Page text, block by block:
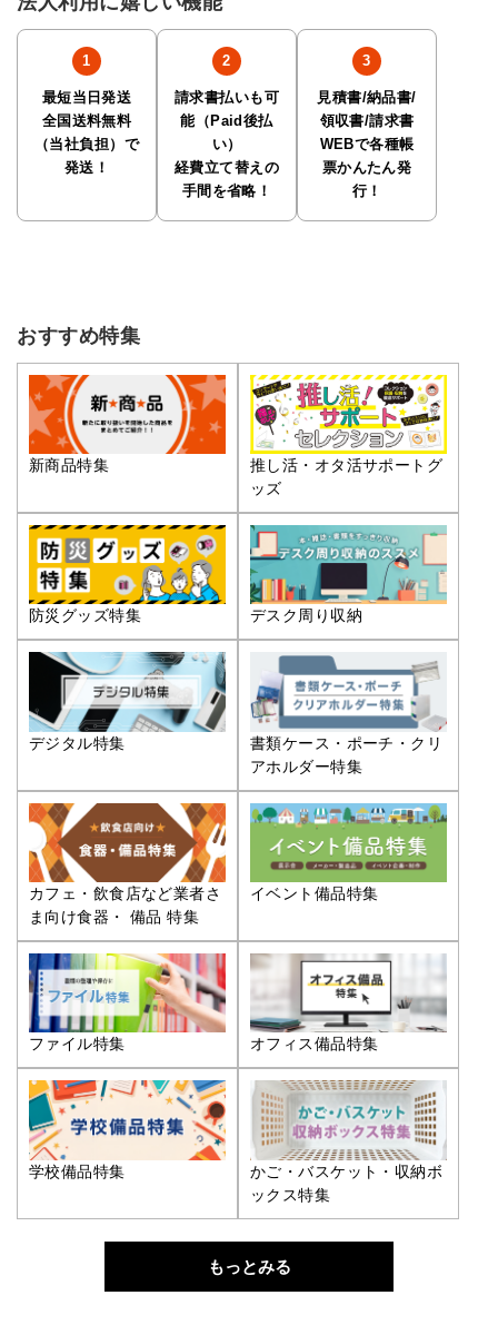
最短当日発送
全国送料無料
（当社負担）で
発送！
請求書払いも可
能（Paid後払
い）
経費立て替えの
手間を省略！
見積書/納品書/
領収書/請求書
WEBで各種帳
票かんたん発
行！
おすすめ特集
新商品特集
推し活・オタ活サポートグ
ッズ
防災グッズ特集 デスク周り収納
デジタル特集
書類ケース・ポーチ・クリ
アホルダー特集
カフェ・飲食店など業者さ
ま向け食器・ 備品 特集
イベント備品特集
ファイル特集 オフィス備品特集
学校備品特集
かご・バスケット・収納ボ
ックス特集
もっとみる